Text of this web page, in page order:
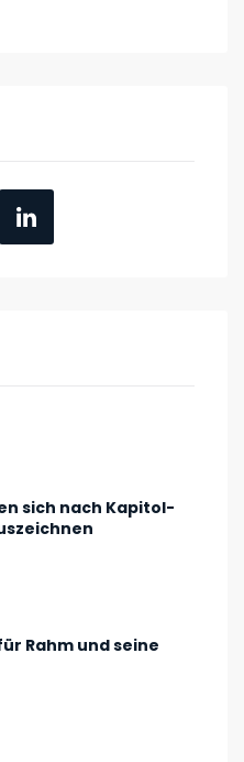
sich nach Kapitol-
Rahm und seine